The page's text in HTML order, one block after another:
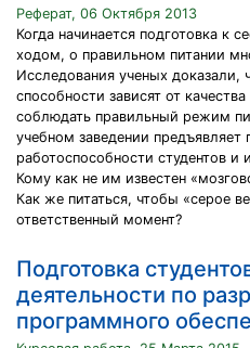
Реферат, 06 Октября 2013
Когда начинается подготовка к
ходом, о правильном питании
Исследования ученых доказали,
способности зависят от
соблюдать правильный режим
учебном заведении
работоспособности студентов и
Кому как не им известен
Как же питаться, чтобы «серое
ответственный момент?
Подготовка
деятельности по
программного